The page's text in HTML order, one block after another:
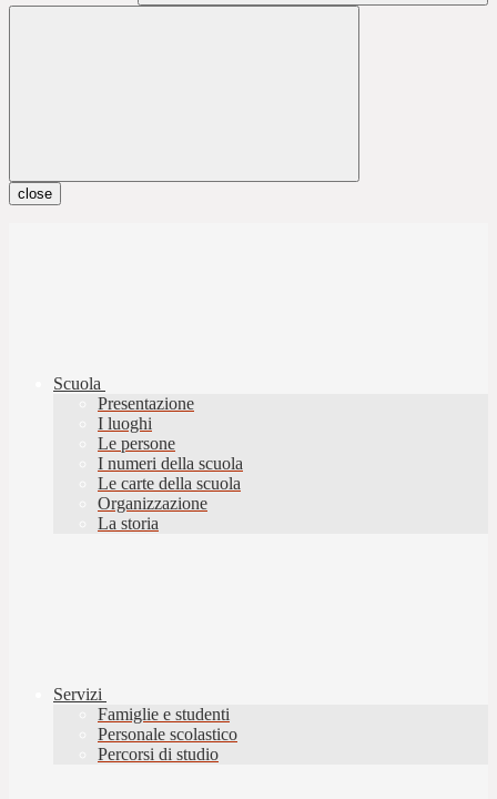
close
Scuola
Presentazione
I luoghi
Le persone
I numeri della scuola
Le carte della scuola
Organizzazione
La storia
Servizi
Famiglie e studenti
Personale scolastico
Percorsi di studio